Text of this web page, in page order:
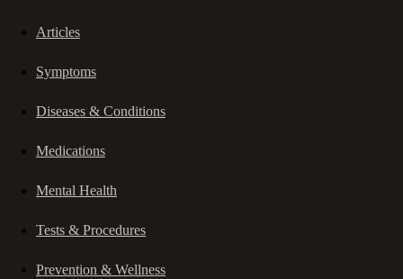
Articles
Symptoms
Diseases & Conditions
Medications
Mental Health
Tests & Procedures
Prevention & Wellness